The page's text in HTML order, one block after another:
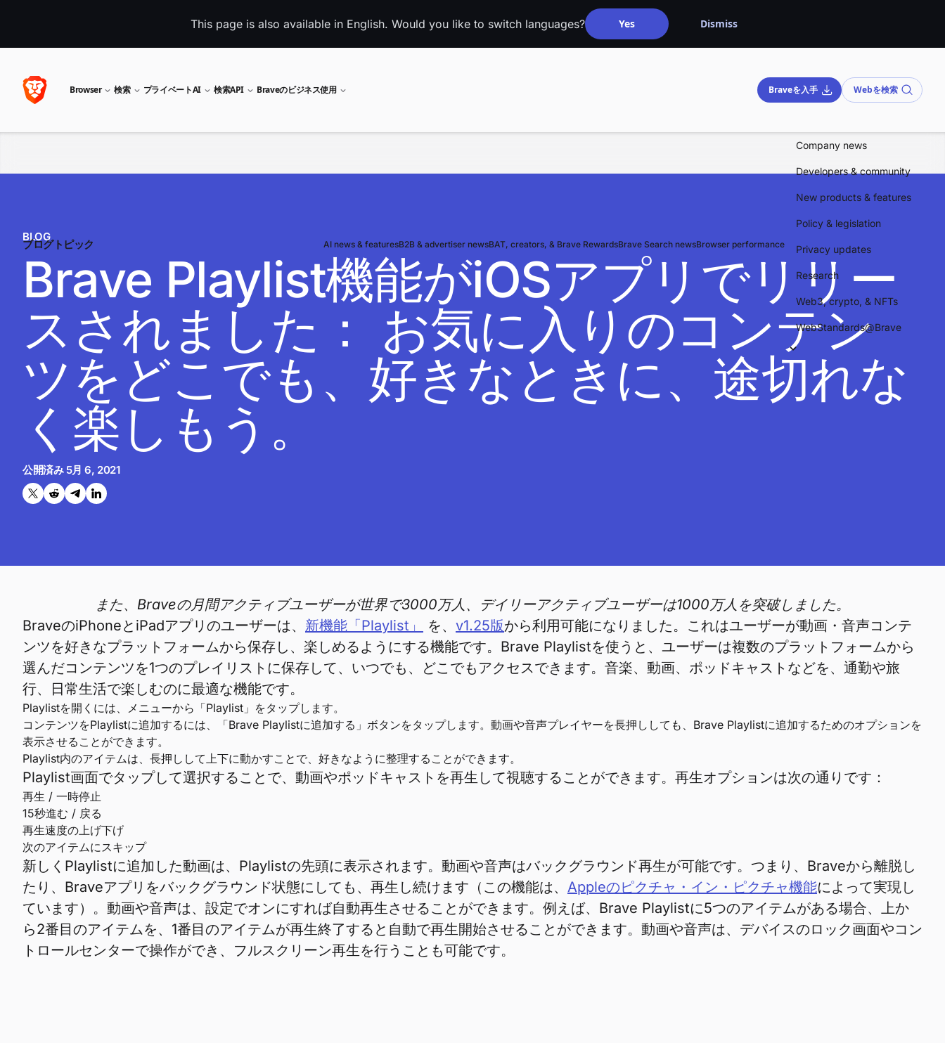
This page is also available in English. Would you like to switch languages? Yes Dismiss
Browser 検索 プライベートAI 検索API Braveのビジネス使用 Braveを入手 Webを検索
ブログトピック AI news & featuresB2B & advertiser newsBAT, creators, & Brave RewardsBrave Search newsBrowser performance
Company news
Developers & community
New products & features
Policy & legislation
Privacy updates
Research
Web3, crypto, & NFTs
WebStandards@Brave
BLOG
Brave Playlist機能がiOSアプリでリリー
スされました： お気に入りのコンテン
ツをどこでも、好きなときに、途切れな
く楽しもう。
公開済み5月 6, 2021
Twitterで共有する
Reddit で共有
Telegramで共有
LinkedInで共有
また、Braveの月間アクティブユーザーが世界で3000万人、デイリーアクティブユーザーは1000万人を突破しました。
BraveのiPhoneとiPadアプリのユーザーは、 新機能「Playlist」 を、 v1.25版から利用可能になりました。これはユーザーが動画・音声コンテ
ンツを好きなプラットフォームから保存し、楽しめるようにする機能です。Brave Playlistを使うと、ユーザーは複数のプラットフォームから
選んだコンテンツを1つのプレイリストに保存して、いつでも、どこでもアクセスできます。音楽、動画、ポッドキャストなどを、通勤や旅
行、日常生活で楽しむのに最適な機能です。
Playlistを開くには、メニューから「Playlist」をタップします。
コンテンツをPlaylistに追加するには、「Brave Playlistに追加する」ボタンをタップします。動画や音声プレイヤーを長押ししても、Brave Playlistに追加するためのオプションを
表示させることができます。
Playlist内のアイテムは、長押しして上下に動かすことで、好きなように整理することができます。
Playlist画面でタップして選択することで、動画やポッドキャストを再生して視聴することができます。再生オプションは次の通りです：
再生 / 一時停止
15秒進む / 戻る
再生速度の上げ下げ
次のアイテムにスキップ
新しくPlaylistに追加した動画は、Playlistの先頭に表示されます。動画や音声はバックグラウンド再生が可能です。つまり、Braveから離脱し
たり、Braveアプリをバックグラウンド状態にしても、再生し続けます（この機能は、 Appleのピクチャ・イン・ピクチャ機能によって実現し
ています）。動画や音声は、設定でオンにすれば自動再生させることができます。例えば、Brave Playlistに5つのアイテムがある場合、上か
ら2番目のアイテムを、1番目のアイテムが再生終了すると自動で再生開始させることができます。動画や音声は、デバイスのロック画面やコン
トロールセンターで操作ができ、フルスクリーン再生を行うことも可能です。